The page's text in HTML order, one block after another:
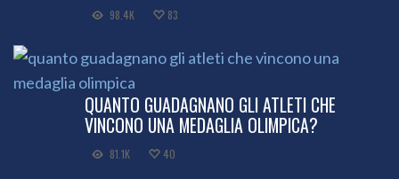
98.4K 83
QUANTO GUADAGNANO GLI ATLETI CHE
VINCONO UNA MEDAGLIA OLIMPICA?
81.1K 40